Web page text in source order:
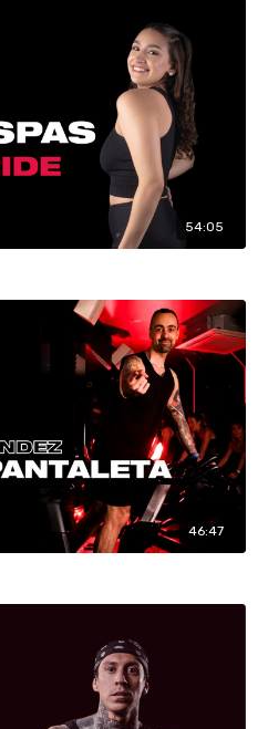
54:05
46:47